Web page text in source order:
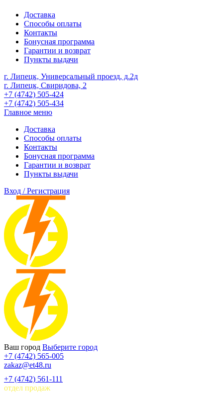
Доставка
Способы оплаты
Контакты
Бонусная программа
Гарантии и возврат
Пункты выдачи
г. Липецк, Универсальный проезд, д.2д
г. Липецк, Свиридова, 2
+7 (4742) 505-424
+7 (4742) 505-434
Главное меню
Доставка
Способы оплаты
Контакты
Бонусная программа
Гарантии и возврат
Пункты выдачи
Вход / Регистрация
Ваш город Выберите город
+7 (4742) 565-005
zakaz@et48.ru
+7 (4742) 561-111
отдел продаж